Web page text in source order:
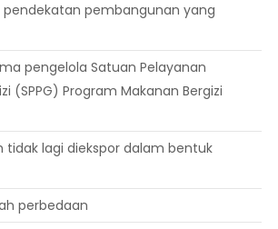
pembangunan yang
pengelola Satuan Pelayanan
(SPPG) Program Makanan Bergizi
lagi diekspor dalam bentuk
perbedaan